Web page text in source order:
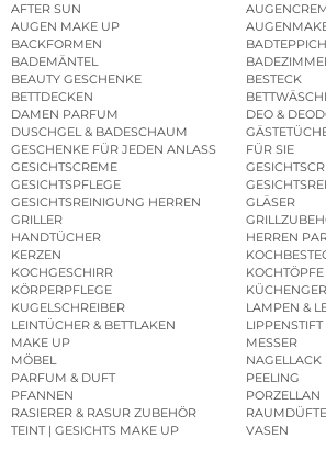
AFTER SUN
AUGEN MAKE UP
BACKFORMEN
BADTEPPICH
BADEMÄNTEL
BEAUTY GESCHENKE
BESTECK
BETTDECKEN
DAMEN PARFUM
DEO &
DUSCHGEL & BADESCHAUM
GESCHENKE FÜR JEDEN ANLASS
FÜR SIE
GESICHTSCREME
GESICHTSPFLEGE
GESICHTSREINIGUNG HERREN
GLÄSER
GRILLER
HANDTÜCHER
HERREN
KERZEN
KOCHGESCHIRR
KOCHTÖPFE
KÖRPERPFLEGE
KUGELSCHREIBER
LAMPEN &
LEINTÜCHER & BETTLAKEN
LIPPENSTIFT
MAKE UP
MESSER
MÖBEL
NAGELLACK
PARFUM & DUFT
PEELING
PFANNEN
PORZELLAN
RASIERER & RASUR ZUBEHÖR
TEINT | GESICHTS MAKE UP
VASEN